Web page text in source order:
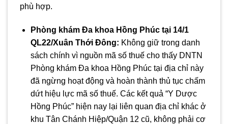
phù hợp.
Phòng khám Đa khoa Hồng Phúc tại 14/1
QL22/Xuân Thới Đông: Không giữ trong danh
sách chính vì nguồn mã số thuế cho thấy DNTN
Phòng khám Đa khoa Hồng Phúc tại địa chỉ này
đã ngừng hoạt động và hoàn thành thủ tục chấm
dứt hiệu lực mã số thuế. Các kết quả “Y Dược
Hồng Phúc” hiện nay lại liên quan địa chỉ khác ở
khu Tân Chánh Hiệp/Quận 12 cũ, không phải cơ